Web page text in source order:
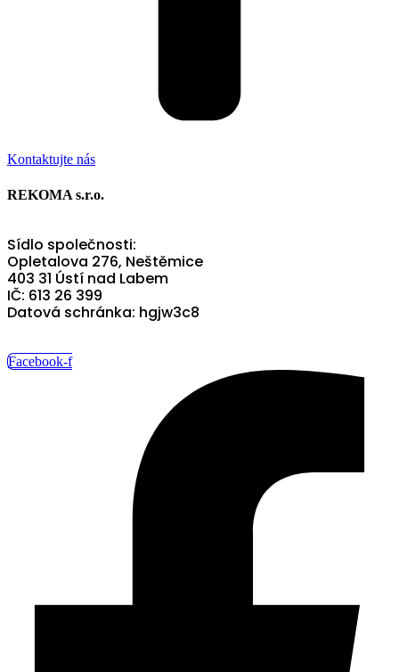
Kontaktujte nás
REKOMA s.r.o.
Sídlo společnosti:
Opletalova 276, Neštěmice
403 31 Ústí nad Labem
IČ: 613 26 399
Datová schránka: hgjw3c8
Facebook-f